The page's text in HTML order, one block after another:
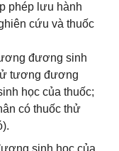
phép lưu hành
cứu và thuốc
đương sinh
tương đương
học của thuốc;
có thuốc thử
sinh học của